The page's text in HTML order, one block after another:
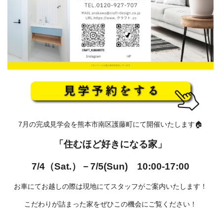
7月の完成見学会を熊本市南区護藤町にて開催いたします🏠
「住むほど好きになる家」
7/4（Sat.）－7/5(Sun) 10:00-17:00
お車にてお越しの際は現地にてスタッフがご案内いたします！
こだわりが詰まった家をぜひこの機会にご覧ください！